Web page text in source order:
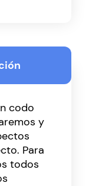
codo
y
Para
todos